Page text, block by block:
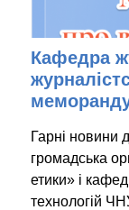
Кафедра
Гарні новини
громадська
етики» і
технологій